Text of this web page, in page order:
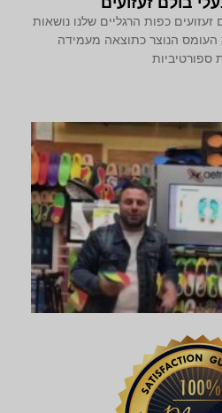
כפות הרגליים שלנו נושאות
העומס הנוצר כתוצאה מעמידה
ספורטיביות